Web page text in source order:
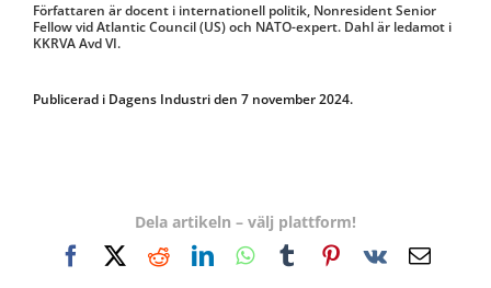
Författaren är docent i internationell politik, Nonresident Senior
Fellow vid Atlantic Council (US) och NATO-expert. Dahl är ledamot i
KKRVA Avd VI.
Publicerad i Dagens Industri den 7 november 2024.
Dela artikeln – välj plattform!
FacebookRedditLinkedInWhatsApp
TumblrPinterest
Vk
E-